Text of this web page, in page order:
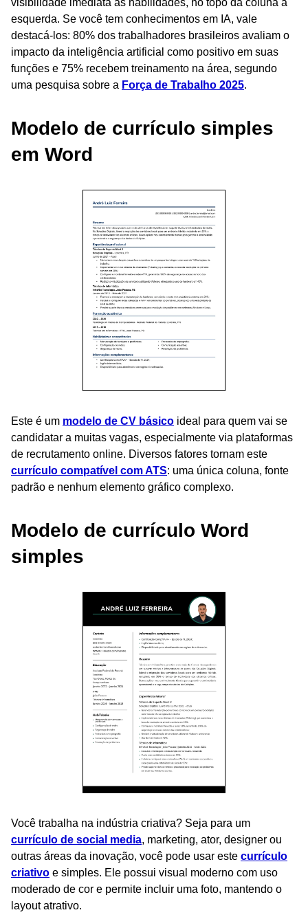
esquerda. Se você tem conhecimentos em IA, vale
destacá-los: 80% dos trabalhadores brasileiros avaliam o
impacto da inteligência artificial como positivo em suas
funções e 75% recebem treinamento na área, segundo
uma pesquisa sobre a Força de Trabalho 2025.
Modelo de currículo simples
em Word
Este é um modelo de CV básico ideal para quem vai se
candidatar a muitas vagas, especialmente via plataformas
de recrutamento online. Diversos fatores tornam este
currículo compatível com ATS: uma única coluna, fonte
padrão e nenhum elemento gráfico complexo.
Modelo de currículo Word
simples
Você trabalha na indústria criativa? Seja para um
currículo de social media, marketing, ator, designer ou
outras áreas da inovação, você pode usar este currículo
criativo e simples. Ele possui visual moderno com uso
moderado de cor e permite incluir uma foto, mantendo o
layout atrativo.